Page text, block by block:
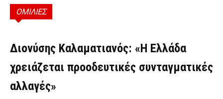
ΟΜΙΛΙΕΣ
ΟΜΙΛΊΕΣ
Διονύσης Καλαματιανός: «Η Ελλάδα
χρειάζεται προοδευτικές συνταγματικές
αλλαγές»